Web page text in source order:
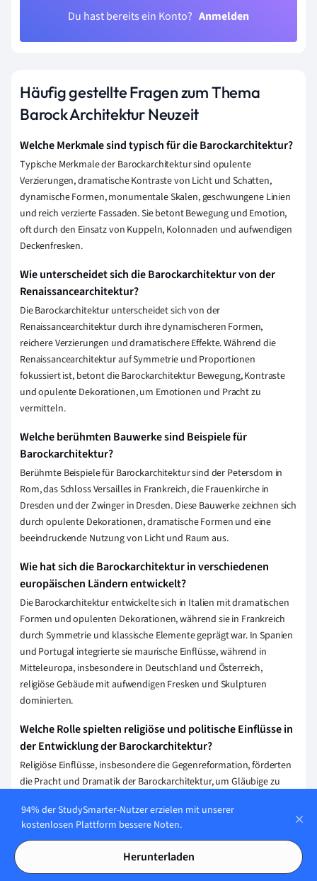
Du hast bereits ein Konto? Anmelden
Häufig gestellte Fragen zum Thema
Barock Architektur Neuzeit
Welche Merkmale sind typisch für die Barockarchitektur?
Typische Merkmale der Barockarchitektur sind opulente
Verzierungen, dramatische Kontraste von Licht und Schatten,
dynamische Formen, monumentale Skalen, geschwungene Linien
und reich verzierte Fassaden. Sie betont Bewegung und Emotion,
oft durch den Einsatz von Kuppeln, Kolonnaden und aufwendigen
Deckenfresken.
Wie unterscheidet sich die Barockarchitektur von der
Renaissancearchitektur?
Die Barockarchitektur unterscheidet sich von der
Renaissancearchitektur durch ihre dynamischeren Formen,
reichere Verzierungen und dramatischere Effekte. Während die
Renaissancearchitektur auf Symmetrie und Proportionen
fokussiert ist, betont die Barockarchitektur Bewegung, Kontraste
und opulente Dekorationen, um Emotionen und Pracht zu
vermitteln.
Welche berühmten Bauwerke sind Beispiele für
Barockarchitektur?
Berühmte Beispiele für Barockarchitektur sind der Petersdom in
Rom, das Schloss Versailles in Frankreich, die Frauenkirche in
Dresden und der Zwinger in Dresden. Diese Bauwerke zeichnen sich
durch opulente Dekorationen, dramatische Formen und eine
beeindruckende Nutzung von Licht und Raum aus.
Wie hat sich die Barockarchitektur in verschiedenen
europäischen Ländern entwickelt?
Die Barockarchitektur entwickelte sich in Italien mit dramatischen
Formen und opulenten Dekorationen, während sie in Frankreich
durch Symmetrie und klassische Elemente geprägt war. In Spanien
und Portugal integrierte sie maurische Einflüsse, während in
Mitteleuropa, insbesondere in Deutschland und Österreich,
religiöse Gebäude mit aufwendigen Fresken und Skulpturen
dominierten.
Welche Rolle spielten religiöse und politische Einflüsse in
der Entwicklung der Barockarchitektur?
Religiöse Einflüsse, insbesondere die Gegenreformation, förderten
die Pracht und Dramatik der Barockarchitektur, um Gläubige zu
Herrscher den Barockstil, um Macht und Autorität zu
demonstrieren, indem sie monumentale Gebäude und Paläste
errichteten, die ihre Herrschaft und den Staat repräsentierten.
94% der StudySmarter-Nutzer erzielen mit unserer
kostenlosen Plattform bessere Noten.
Herunterladen